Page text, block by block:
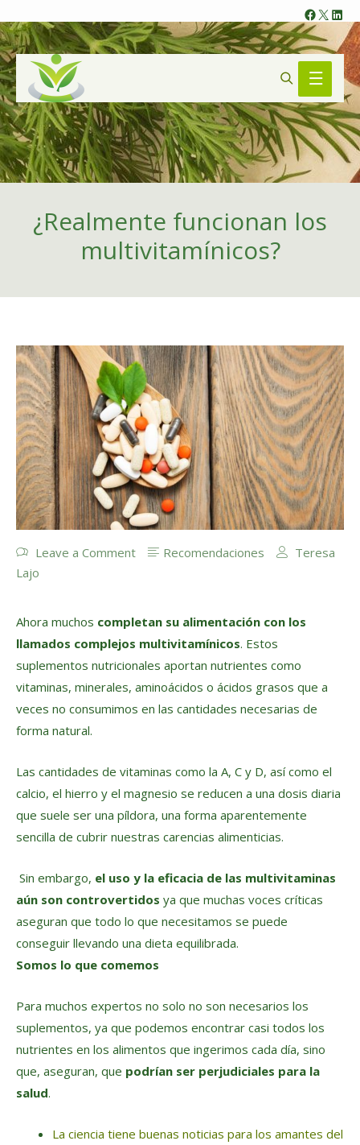
X
Main
Menu
Search
¿Realmente funcionan los
multivitamínicos?
Leave a Comment Recomendaciones
Teresa
Lajo
Ahora muchos completan su alimentación con los
llamados complejos multivitamínicos. Estos
suplementos nutricionales aportan nutrientes como
vitaminas, minerales, aminoácidos o ácidos grasos que a
veces no consumimos en las cantidades necesarias de
forma natural.
Las cantidades de vitaminas como la A, C y D, así como el
calcio, el hierro y el magnesio se reducen a una dosis diaria
que suele ser una píldora, una forma aparentemente
sencilla de cubrir nuestras carencias alimenticias.
Sin embargo, el uso y la eficacia de las multivitaminas
aún son controvertidos ya que muchas voces críticas
aseguran que todo lo que necesitamos se puede
conseguir llevando una dieta equilibrada.
Somos lo que comemos
Para muchos expertos no solo no son necesarios los
suplementos, ya que podemos encontrar casi todos los
nutrientes en los alimentos que ingerimos cada día, sino
que, aseguran, que podrían ser perjudiciales para la
salud.
La ciencia tiene buenas noticias para los amantes del